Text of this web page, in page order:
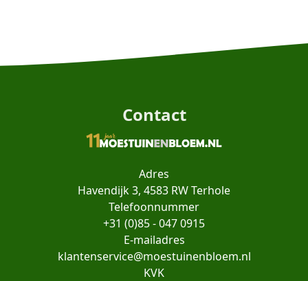
Contact
Adres
Havendijk 3, 4583 RW Terhole
Telefoonnummer
+31 (0)85 - 047 0915
E-mailadres
klantenservice@moestuinenbloem.nl
KVK